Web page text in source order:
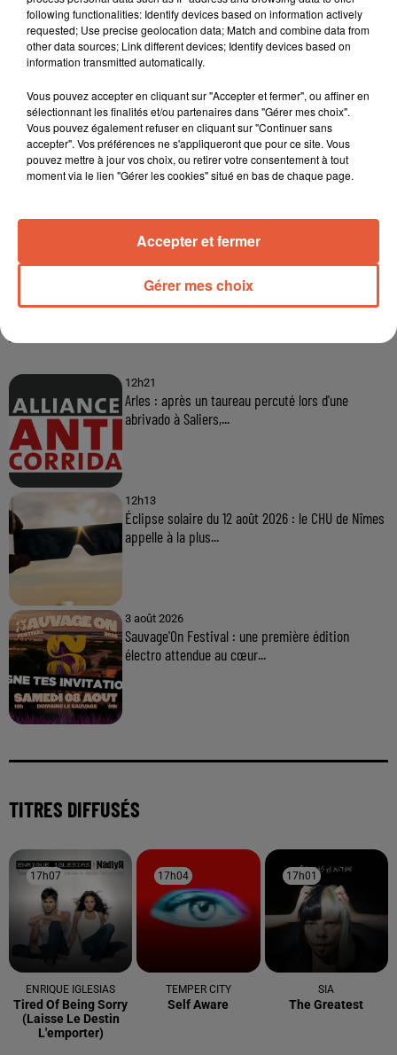
12h21
Arles : après un taureau percuté lors d'une
abrivado à Saliers,...
12h13
Éclipse solaire du 12 août 2026 : le CHU de Nîmes
appelle à la plus...
3 août 2026
Sauvage'On Festival : une première édition
électro attendue au cœur...
TITRES DIFFUSÉS
17h07
17h07
ENRIQUE IGLESIAS
Tired Of Being Sorry
(laisse Le Destin
L'emporter)
17h04
17h04
TEMPER CITY
Self Aware
17h01
17h01
SIA
The Greatest
following functionalities: Identify devices based on information actively
requested; Use precise geolocation data; Match and combine data from
other data sources; Link different devices; Identify devices based on
information transmitted automatically.
Vous pouvez accepter en cliquant sur "Accepter et fermer", ou affiner en
sélectionnant les finalités et/ou partenaires dans "Gérer mes choix".
Vous pouvez également refuser en cliquant sur "Continuer sans
accepter". Vos préférences ne s'appliqueront que pour ce site. Vous
pouvez mettre à jour vos choix, ou retirer votre consentement à tout
moment via le lien "Gérer les cookies" situé en bas de chaque page.
Gérer mes choix
Accepter et fermer